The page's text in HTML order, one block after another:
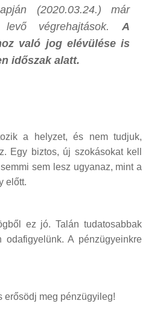
(2020.03.24.) már
levő végrehajtások. A
való jog elévülése is
időszak alatt.
a helyzet, és nem tudjuk,
Egy biztos, új szokásokat kell
sem lesz ugyanaz, mint a
előtt.
ez jó. Talán tudatosabbak
odafigyelünk. A pénzügyeinkre
erősödj meg pénzügyileg!